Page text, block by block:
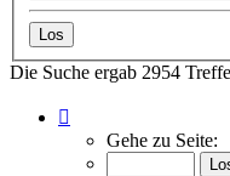
Die Suche ergab 2954
von
Gehe zu Seite: